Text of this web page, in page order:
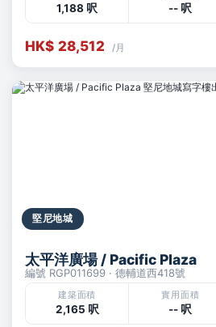
1,188 呎 -- 呎
HK$ 28,512 /月
堅尼地城
太平洋廣場 / Pacific Plaza
編號 RGP011699 · 德輔道西418號
建築面積
2,165 呎
實用面積
-- 呎